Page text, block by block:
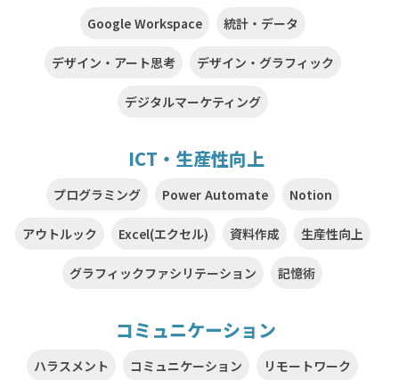
Google Workspace 統計・データ
デザイン・アート思考 デザイン・グラフィック
デジタルマーケティング
ICT・生産性向上
プログラミング Power Automate Notion
アウトルック Excel(エクセル) 資料作成 生産性向上
グラフィックファシリテーション 記憶術
コミュニケーション
ハラスメント コミュニケーション リモートワーク